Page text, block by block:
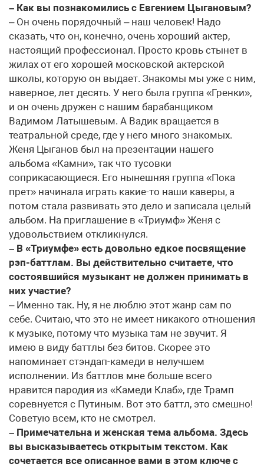
– Как вы познакомились с Евгением Цыгановым?
– Он очень порядочный – наш человек! Надо
сказать, что он, конечно, очень хороший актер,
настоящий профессионал. Просто кровь стынет в
жилах от его хорошей московской актерской
школы, которую он выдает. Знакомы мы уже с ним,
наверное, лет десять. У него была группа «Гренки»,
и он очень дружен с нашим барабанщиком
Вадимом Латышевым. А Вадик вращается в
театральной среде, где у него много знакомых.
Женя Цыганов был на презентации нашего
альбома «Камни», так что тусовки
соприкасающиеся. Его нынешняя группа «Пока
прет» начинала играть какие-то наши каверы, а
потом стала развивать это дело и записала целый
альбом. На приглашение в «Триумф» Женя с
удовольствием откликнулся.
– В «Триумфе» есть довольно едкое посвящение
рэп-баттлам. Вы действительно считаете, что
состоявшийся музыкант не должен принимать в
них участие?
– Именно так. Ну, я не люблю этот жанр сам по
себе. Считаю, что это не имеет никакого отношения
к музыке, потому что музыка там не звучит. Я
имею в виду баттлы без битов. Скорее это
напоминает стэндап-камеди в нелучшем
исполнении. Из баттлов мне больше всего
нравится пародия из «Камеди Клаб», где Трамп
соревнуется с Путиным. Вот это баттл, это смешно!
Советую всем, кто не смотрел.
– Примечательна и женская тема альбома. Здесь
вы высказываетесь открытым текстом. Как
сочетается все описанное вами в этом ключе с